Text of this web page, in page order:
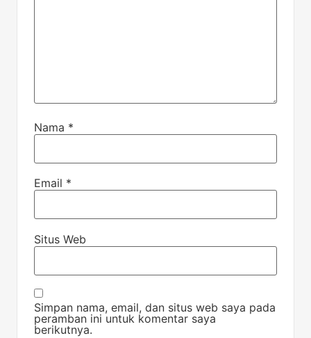
Nama *
Email *
Situs Web
Simpan nama, email, dan situs web saya pada
peramban ini untuk komentar saya
berikutnya.